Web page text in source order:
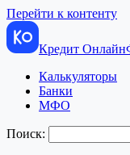
Перейти к контенту
Кредит Онлайн
Калькуляторы
Банки
МФО
Поиск: